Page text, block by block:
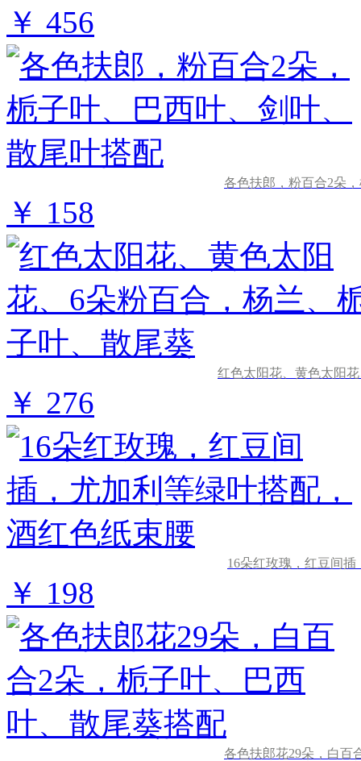
￥ 456
各色扶郎，粉百合2朵
￥ 158
红色太阳花、黄色太阳
￥ 276
16朵红玫瑰，红豆间
￥ 198
各色扶郎花29朵，白百